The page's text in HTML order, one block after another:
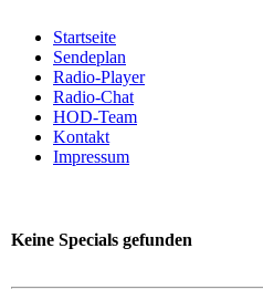
Startseite
Sendeplan
Radio-Player
Radio-Chat
HOD-Team
Kontakt
Impressum
Keine Specials gefunden